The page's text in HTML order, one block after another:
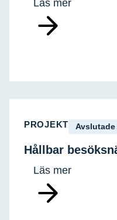
Läs mer
PROJEKT
Hållbar
Läs mer